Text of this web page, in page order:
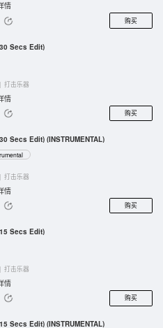
情
购买
Secs Edit)
打击乐器
情
购买
Secs Edit) (INSTRUMENTAL)
打击乐器
情
购买
Secs Edit)
打击乐器
情
购买
Secs Edit) (INSTRUMENTAL)